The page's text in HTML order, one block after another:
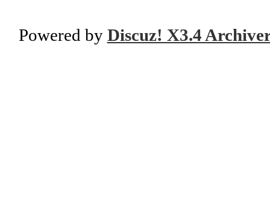
Powered by Discuz! X3.4